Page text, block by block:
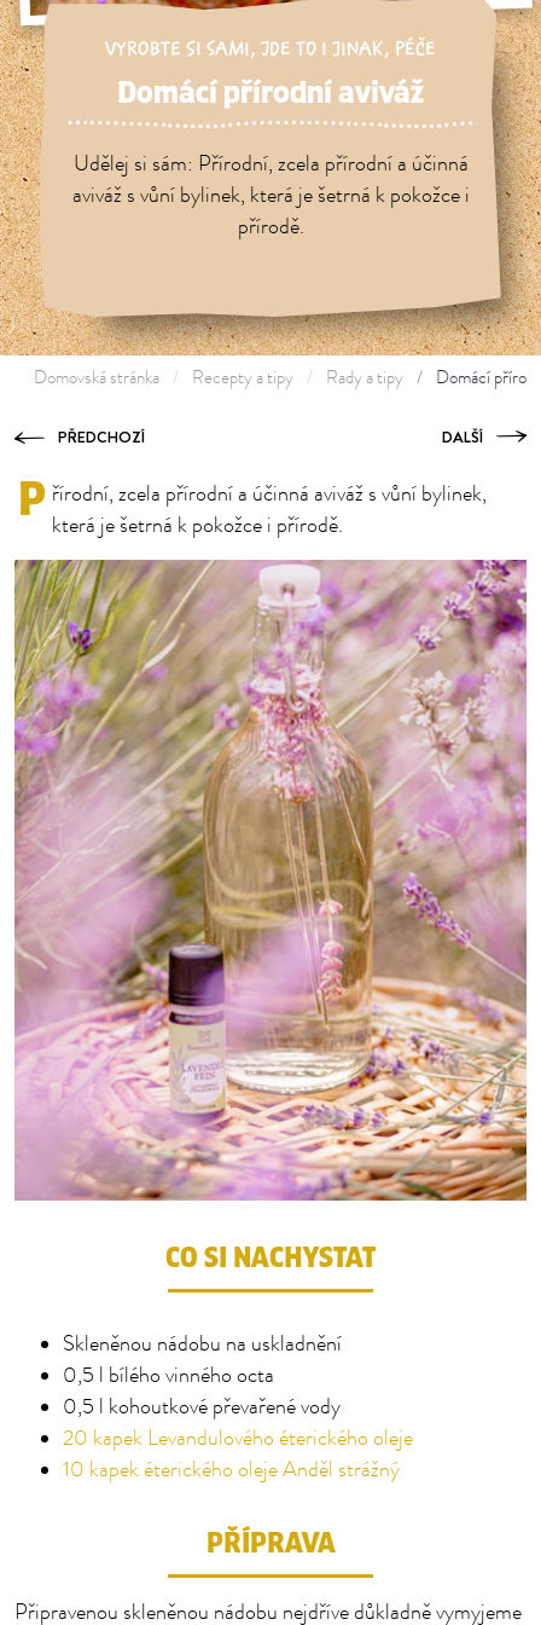
VYROBTE SI SAMI, JDE TO I JINAK, PÉČE
Domácí přírodní aviváž
Udělej si sám: Přírodní, zcela přírodní a účinná
aviváž s vůní bylinek, která je šetrná k pokožce i
přírodě.
Domovská stránka Recepty a tipy Rady a tipy Domácí
PŘEDCHOZÍ DALŠÍ
P řírodní, zcela přírodní a účinná aviváž s vůní bylinek,
která je šetrná k pokožce i přírodě.
CO SI NACHYSTAT
Skleněnou nádobu na uskladnění
0,5 l bílého vinného octa
0,5 l kohoutkové převařené vody
20 kapek Levandulového éterického oleje
10 kapek éterického oleje Anděl strážný
PŘÍPRAVA
Připravenou skleněnou nádobu nejdříve důkladně vymyjeme